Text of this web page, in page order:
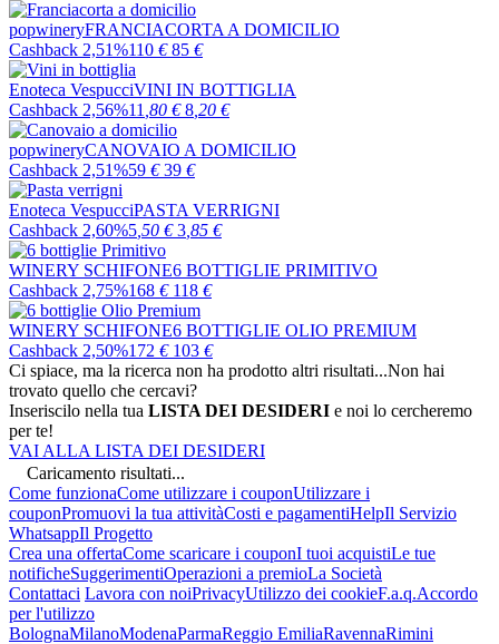
popwineryFRANCIACORTA A DOMICILIO
Cashback 2,51%110 € 85 €
Enoteca VespucciVINI IN BOTTIGLIA
Cashback 2,56%11 ,80 € 8 ,20 €
popwineryCANOVAIO A DOMICILIO
Cashback 2,51%59 € 39 €
Enoteca VespucciPASTA VERRIGNI
Cashback 2,60%5 ,50 € 3 ,85 €
WINERY SCHIFONE6 BOTTIGLIE PRIMITIVO
Cashback 2,75%168 € 118 €
WINERY SCHIFONE6 BOTTIGLIE OLIO PREMIUM
Cashback 2,50%172 € 103 €
Ci spiace, ma la ricerca non ha prodotto altri risultati...Non hai
trovato quello che cercavi?
Inseriscilo nella tua LISTA DEI DESIDERI e noi lo cercheremo
per te!
VAI ALLA LISTA DEI DESIDERI
Caricamento risultati...
Come funzionaCome utilizzare i couponUtilizzare i
couponPromuovi la tua attivitàCosti e pagamentiHelpIl Servizio
WhatsappIl Progetto
Crea una offertaCome scaricare i couponI tuoi acquistiLe tue
notificheSuggerimentiOperazioni a premioLa Società
Contattaci Lavora con noiPrivacyUtilizzo dei cookieF.a.q.Accordo
per l'utilizzo
BolognaMilanoModenaParmaReggio EmiliaRavennaRimini